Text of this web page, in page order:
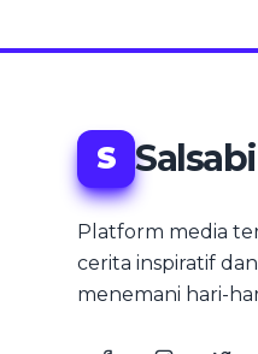
S
Platform media
cerita inspiratif
menemani hari-